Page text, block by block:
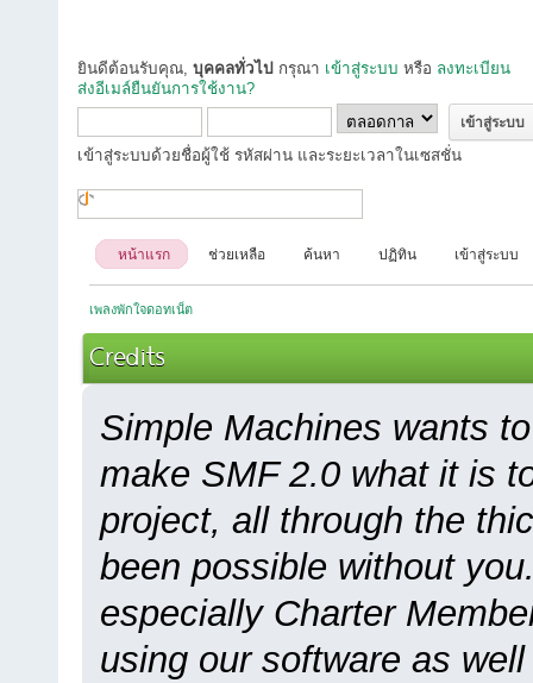
ยินดีต้อนรับคุณ, บุคคลทั่วไป กรุณา เข้าสู่ระบบ หรือ ลงทะเบียน
ส่งอีเมล์ยืนยันการใช้งาน?
เข้าสู่ระบบด้วยชื่อผู้ใช้ รหัสผ่าน และระยะเวลาในเซสชั่น
หน้าแรก ช่วยเหลือ ค้นหา ปฏิทิน เข้าสู่ระบบ
เพลงพักใจดอทเน็ต
Credits
Simple Machines wants
make SMF 2.0 what it is
project, all through the
been possible without
especially Charter
using our software as